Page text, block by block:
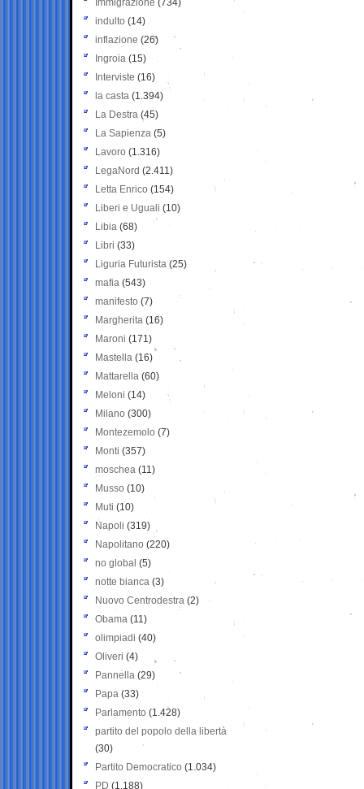
Immigrazione (734)
indulto (14)
inflazione (26)
Ingroia (15)
Interviste (16)
la casta (1.394)
La Destra (45)
La Sapienza (5)
Lavoro (1.316)
LegaNord (2.411)
Letta Enrico (154)
Liberi e Uguali (10)
Libia (68)
Libri (33)
Liguria Futurista (25)
mafia (543)
manifesto (7)
Margherita (16)
Maroni (171)
Mastella (16)
Mattarella (60)
Meloni (14)
Milano (300)
Montezemolo (7)
Monti (357)
moschea (11)
Musso (10)
Muti (10)
Napoli (319)
Napolitano (220)
no global (5)
notte bianca (3)
Nuovo Centrodestra (2)
Obama (11)
olimpiadi (40)
Oliveri (4)
Pannella (29)
Papa (33)
Parlamento (1.428)
partito del popolo della libertà
(30)
Partito Democratico (1.034)
PD (1.188)